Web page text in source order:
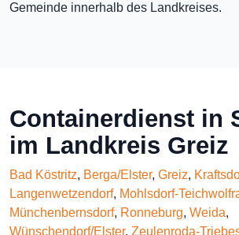
Gemeinde innerhalb des Landkreises.
Containerdienst in
im Landkreis Greiz
Bad Köstritz, Berga/Elster, Greiz,
Langenwetzendorf, Mohlsdorf-
Münchenbernsdorf, Ronneburg, Weida,
Wünschendorf/Elster, Zeulenroda-